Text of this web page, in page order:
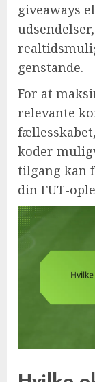
giveaways
genstande.
For at
relevante
koder
tilgang kan
din FUT-